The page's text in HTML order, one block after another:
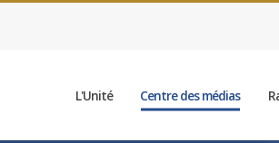
L'Unité Centre des médias